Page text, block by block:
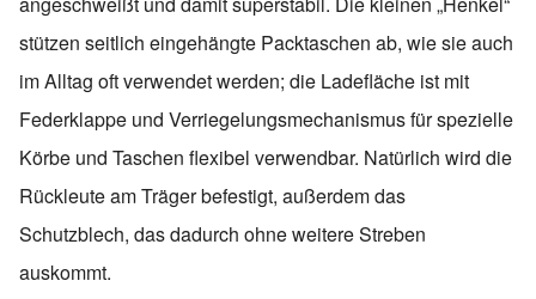
stützen seitlich eingehängte Packtaschen ab, wie sie auch
im Alltag oft verwendet werden; die Ladefläche ist mit
Federklappe und Verriegelungsmechanismus für spezielle
Körbe und Taschen flexibel verwendbar. Natürlich wird die
Rückleute am Träger befestigt, außerdem das
Schutzblech, das dadurch ohne weitere Streben
auskommt.